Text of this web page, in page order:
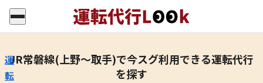
運
転
JR常磐線(上野～取手)で今スグ利用できる運転代行
を探す